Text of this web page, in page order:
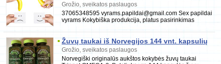
Vyrams Kaune 865348595
Grožio, sveikatos paslaugos
37065348595 vyrams.papildai@gmail.com Sex papildai
vyrams Kokybiška produkcija, platus pasirinkimas
Žuvų taukai iš Norvegijos 144 vnt. kapsulių
Grožio, sveikatos paslaugos
Norvegiški originalūs aukštos kokybės žuvų taukai